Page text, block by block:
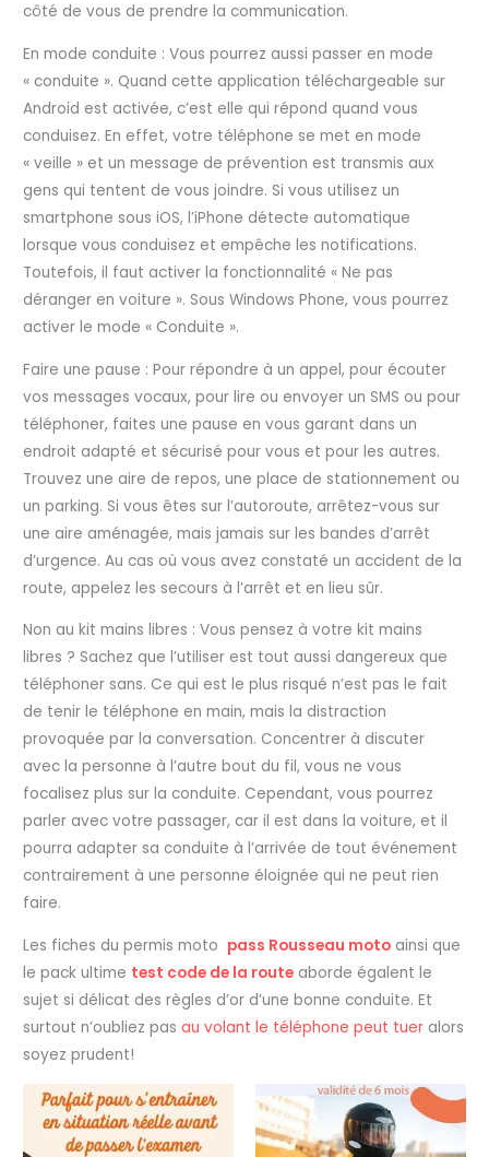
côté de vous de prendre la communication.
En mode conduite : Vous pourrez aussi passer en mode
« conduite ». Quand cette application téléchargeable sur
Android est activée, c’est elle qui répond quand vous
conduisez. En effet, votre téléphone se met en mode
« veille » et un message de prévention est transmis aux
gens qui tentent de vous joindre. Si vous utilisez un
smartphone sous iOS, l’iPhone détecte automatique
lorsque vous conduisez et empêche les notifications.
Toutefois, il faut activer la fonctionnalité « Ne pas
déranger en voiture ». Sous Windows Phone, vous pourrez
activer le mode « Conduite ».
Faire une pause : Pour répondre à un appel, pour écouter
vos messages vocaux, pour lire ou envoyer un SMS ou pour
téléphoner, faites une pause en vous garant dans un
endroit adapté et sécurisé pour vous et pour les autres.
Trouvez une aire de repos, une place de stationnement ou
un parking. Si vous êtes sur l’autoroute, arrêtez-vous sur
une aire aménagée, mais jamais sur les bandes d’arrêt
d’urgence. Au cas où vous avez constaté un accident de la
route, appelez les secours à l’arrêt et en lieu sûr.
Non au kit mains libres : Vous pensez à votre kit mains
libres ? Sachez que l’utiliser est tout aussi dangereux que
téléphoner sans. Ce qui est le plus risqué n’est pas le fait
de tenir le téléphone en main, mais la distraction
provoquée par la conversation. Concentrer à discuter
avec la personne à l’autre bout du fil, vous ne vous
focalisez plus sur la conduite. Cependant, vous pourrez
parler avec votre passager, car il est dans la voiture, et il
pourra adapter sa conduite à l’arrivée de tout événement
contrairement à une personne éloignée qui ne peut rien
faire.
Les fiches du permis moto pass Rousseau moto ainsi que
le pack ultime test code de la route aborde égalent le
sujet si délicat des règles d’or d’une bonne conduite. Et
surtout n’oubliez pasau volant le téléphone peut tuer alors
soyez prudent!